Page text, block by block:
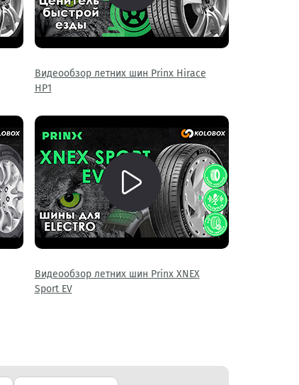
Видеообзор летних шин Prinx Hirace
HP1
Видеообзор летних шин Prinx XNEX
Sport EV